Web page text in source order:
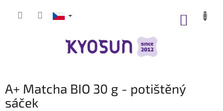
A+ Matcha BIO 30 g - potištěný
sáček